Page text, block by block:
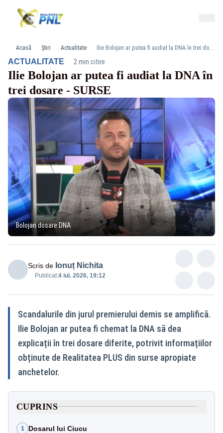
Acasă Știri Actualitate Ilie Bolojan ar putea fi audiat la DNA în trei dosare - SURSE
ACTUALITATE· 2 min citire
Ilie Bolojan ar putea fi audiat la DNA în
trei dosare - SURSE
Bolojan dosare DNA
Scris de Ionuț Nichita
Publicat:4 iul. 2026, 19:12
Scandalurile din jurul premierului demis se amplifică.
Ilie Bolojan ar putea fi chemat la DNA să dea
explicații în trei dosare diferite, potrivit informațiilor
obținute de Realitatea PLUS din surse apropiate
anchetelor.
CUPRINS
1 Dosarul lui Ciucu